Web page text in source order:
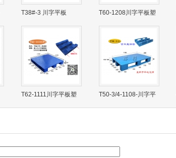
T38#-3 川字平板
T60-1208川字平板塑
T62-1111川字平板塑
T50-3/4-1108-川字平